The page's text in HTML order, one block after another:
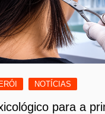
NOTÍCIAS
para a